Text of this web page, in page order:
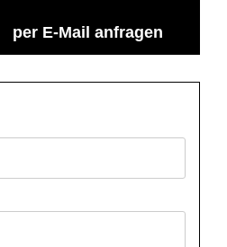
per E-Mail anfragen